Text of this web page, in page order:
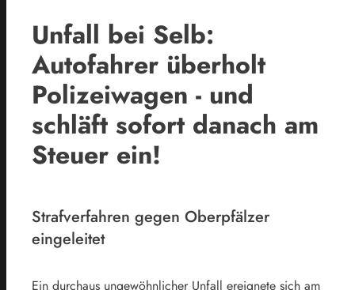
Unfall bei Selb:
Autofahrer überholt
Polizeiwagen - und
schläft sofort danach am
Steuer ein!
Strafverfahren gegen Oberpfälzer
eingeleitet
Ein durchaus ungewöhnlicher Unfall ereignete sich am